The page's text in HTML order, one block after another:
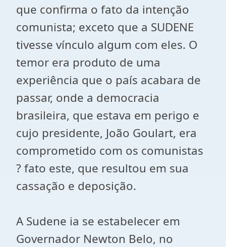
que confirma o fato da intenção
comunista; exceto que a SUDENE
tivesse vínculo algum com eles. O
temor era produto de uma
experiência que o país acabara de
passar, onde a democracia
brasileira, que estava em perigo e
cujo presidente, João Goulart, era
comprometido com os comunistas
? fato este, que resultou em sua
cassação e deposição.
A Sudene ia se estabelecer em
Governador Newton Belo, no